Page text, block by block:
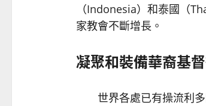
（Indonesia）和泰國（
家教會不斷增長。
凝聚和裝備華裔基
世界各處已有操流利多